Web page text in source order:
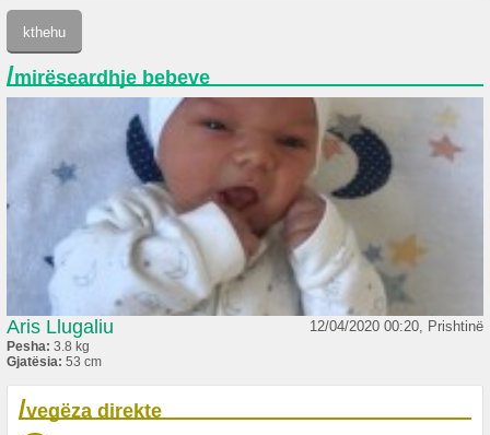
/mirëseardhje bebeve
Aris Llugaliu 12/04/2020 00:20, Prishtinë
Pesha: 3.8 kg
Gjatësia: 53 cm
/vegëza direkte